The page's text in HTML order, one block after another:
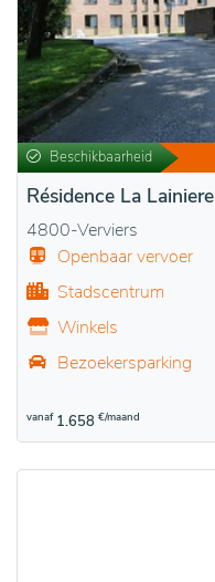
Beschikbaarheid
Résidence La Lainiere
4800-Verviers
Openbaar vervoer
Stadscentrum
Winkels
Bezoekersparking
vanaf 1.658 €/maand